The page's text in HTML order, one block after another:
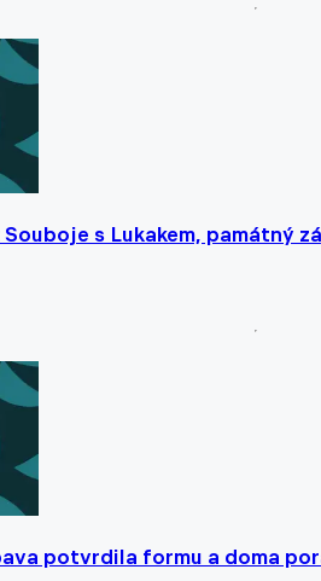
s Lukakem, památný
potvrdila formu a doma